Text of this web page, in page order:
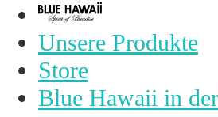
Unsere Produkte
Store
Blue Hawaii in